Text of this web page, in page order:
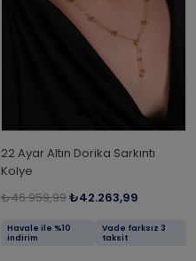
22 Ayar Altın Dorika Sarkıntı
Kolye
₺46.959,99₺42.263,99
Havale ile %10
indirim
Vade farksız 3
taksit